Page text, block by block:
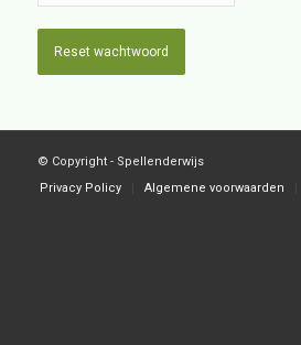
Reset wachtwoord
© Copyright - Spellenderwijs
Privacy Policy
Algemene voorwaarden